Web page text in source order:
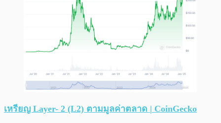
เหรียญ Layer- 2 (L2) ตามมูลค่าตลาด | CoinGecko